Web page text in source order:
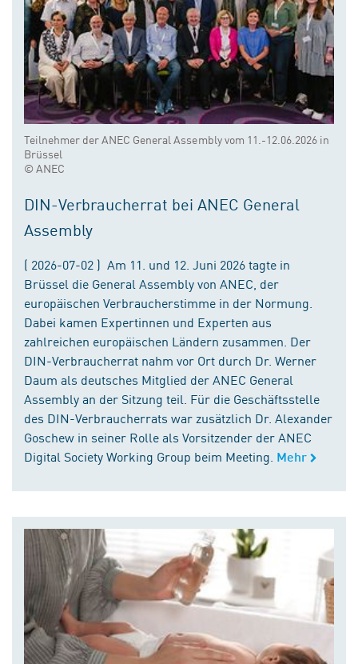
Teilnehmer der ANEC General Assembly vom 11.-12.06.2026 in
Brüssel
© ANEC
DIN-Verbraucherrat bei ANEC General
Assembly
( 2026-07-02 ) Am 11. und 12. Juni 2026 tagte in
Brüssel die General Assembly von ANEC, der
europäischen Verbraucherstimme in der Normung.
Dabei kamen Expertinnen und Experten aus
zahlreichen europäischen Ländern zusammen. Der
DIN-Verbraucherrat nahm vor Ort durch Dr. Werner
Daum als deutsches Mitglied der ANEC General
Assembly an der Sitzung teil. Für die Geschäftsstelle
des DIN-Verbraucherrats war zusätzlich Dr. Alexander
Goschew in seiner Rolle als Vorsitzender der ANEC
Digital Society Working Group beim Meeting. Mehr